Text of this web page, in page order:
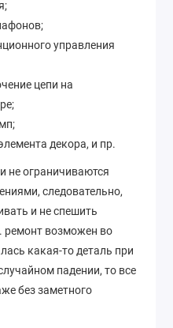
управления
цепи на
декора, и пр.
не ограничиваются
следовательно,
и не спешить
ремонт возможен во
какая-то деталь при
падении, то все
без заметного